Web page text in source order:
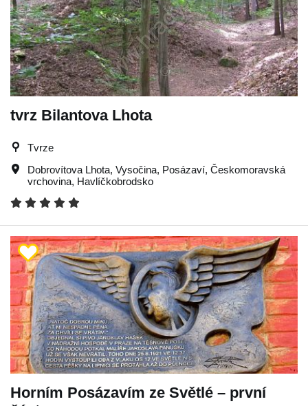
tvrz Bilantova Lhota
Tvrze
Dobrovítova Lhota, Vysočina, Posázaví, Českomoravská
vrchovina, Havlíčkobrodsko
Horním Posázavím ze Světlé – první